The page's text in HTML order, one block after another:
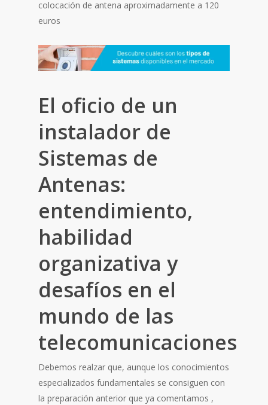
colocación de antena aproximadamente a 120
euros
El oficio de un
instalador de
Sistemas de
Antenas:
entendimiento,
habilidad
organizativa y
desafíos en el
mundo de las
telecomunicaciones
Debemos realzar que, aunque los conocimientos
especializados fundamentales se consiguen con
la preparación anterior que ya comentamos ,